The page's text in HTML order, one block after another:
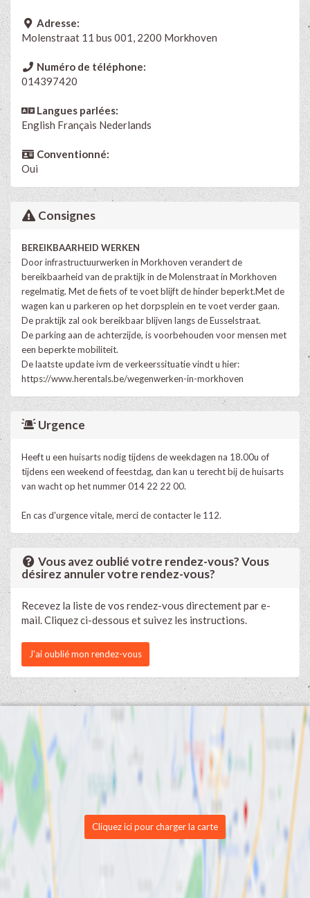
Adresse:
Molenstraat 11 bus 001, 2200 Morkhoven
Numéro de téléphone:
014397420
Langues parlées:
English Français Nederlands
Conventionné:
Oui
Consignes
BEREIKBAARHEID WERKEN
Door infrastructuurwerken in Morkhoven verandert de
bereikbaarheid van de praktijk in de Molenstraat in Morkhoven
regelmatig. Met de fiets of te voet blijft de hinder beperkt.Met de
wagen kan u parkeren op het dorpsplein en te voet verder gaan.
De praktijk zal ook bereikbaar blijven langs de Eusselstraat.
De parking aan de achterzijde, is voorbehouden voor mensen met
een beperkte mobiliteit.
De laatste update ivm de verkeerssituatie vindt u hier:
https://www.herentals.be/wegenwerken-in-morkhoven
Urgence
Heeft u een huisarts nodig tijdens de weekdagen na 18.00u of
tijdens een weekend of feestdag, dan kan u terecht bij de huisarts
van wacht op het nummer 014 22 22 00.
En cas d'urgence vitale, merci de contacter le 112.
Vous avez oublié votre rendez-vous? Vous
désirez annuler votre rendez-vous?
Recevez la liste de vos rendez-vous directement par e-
mail. Cliquez ci-dessous et suivez les instructions.
J'ai oublié mon rendez-vous
Cliquez ici pour charger la carte